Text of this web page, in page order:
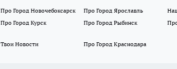
Про Город Новочебоксарск Про Город Ярославль
Про Город Курск Про Город Рыбинск
Твои Новости Про Город Краснодара